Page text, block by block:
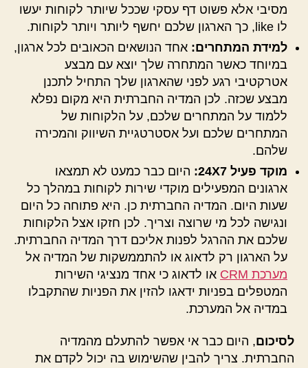
מסיבי אלא פשוט דף עסקי שככל שיותר לקוחות יעשו
לו like, כך הארגון שלכם יחשף ליותר ויותר לקוחות.
למידת המתחרים: אחד הנושאים הכאובים לכל ארגון,
במיוחד כאשר המתחרה שלך יוצא עם מבצע
אטרקטיבי רגע לפני שהארגון שלך התחיל לתכנן
מבצע שכזה. לכן המדיה החברתית היא מקום נפלא
ללמוד על המתחרים שלכם, על הלקוחות של
המתחרים שלכם ועל אסטרטגיית השיווק והמכירה
שלהם.
מוקד פעיל 24X7
: היום כבר כמעט לא תמצאו
ארגונים המפעילים מוקדי שירות לקוחות במהלך כל
שעות היום. המדיה החברתית כן. היא פתוחה כל היום
ונגישה לכל מי שרוצה וצריך. לכן חזקו אצל הלקוחות
שלכם את ההרגל לפנות אליכם דרך המדיה החברתית.
על הארגון רק לדאוג או להתממשקות של המדיה אל
מערכת CRM
או לדאוג כי אחד מנציגי השירות
המטפלים בפניות ידאגו להזין את הפניות שהתקבלו
במדיה אל המערכת.
לסיכום, היום כבר אי אפשר להתעלם מהמדיה
החברתית. צריך להבין שהשימוש בה יכול לקדם את